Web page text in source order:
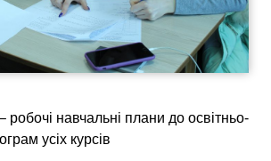
робочі навчальні плани до освітньо-
усіх курсів